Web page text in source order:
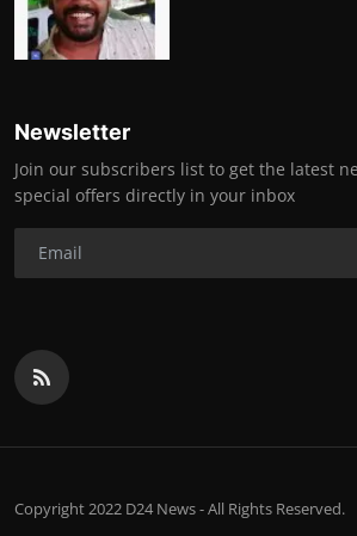
Newsletter
Join our subscribers list to get the latest
special offers directly in your inbox
Copyright 2022 D24 News - All Rights Reserved.